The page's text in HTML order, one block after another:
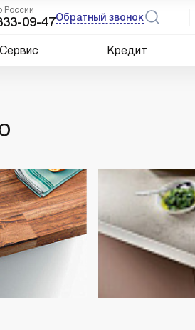
России
09-47Обратный звонок
Сервис Кредит